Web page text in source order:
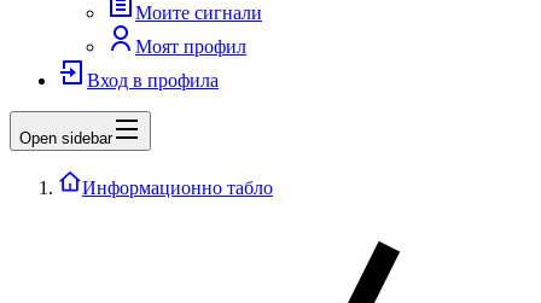
Моите сигнали
Моят профил
Вход в профила
Open sidebar
Информационно табло